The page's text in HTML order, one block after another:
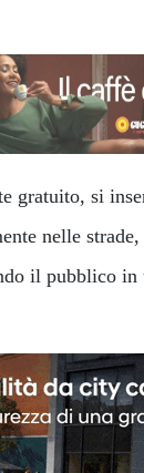
gratuito, si
nelle
il pubblico in